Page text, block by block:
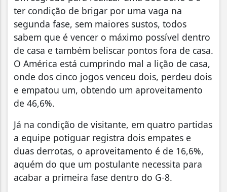
ter condição de brigar por uma vaga na
segunda fase, sem maiores sustos, todos
sabem que é vencer o máximo possível dentro
de casa e também beliscar pontos fora de casa.
O América está cumprindo mal a lição de casa,
onde dos cinco jogos venceu dois, perdeu dois
e empatou um, obtendo um aproveitamento
de 46,6%.
Já na condição de visitante, em quatro partidas
a equipe potiguar registra dois empates e
duas derrotas, o aproveitamento é de 16,6%,
aquém do que um postulante necessita para
acabar a primeira fase dentro do G-8.